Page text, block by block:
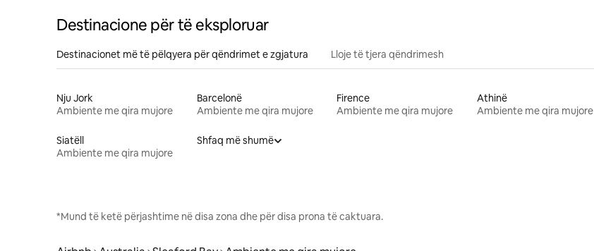
Destinacione për të eksploruar
Destinacionet më të pëlqyera për qëndrimet e zgjatura Lloje të tjera qëndrimesh
Nju Jork
Ambiente me qira mujore
Barcelonë
Ambiente me qira mujore
Firence
Ambiente me qira mujore
Athinë
Ambiente me qira mujore
Siatëll
Ambiente me qira mujore
Shfaq më shumë
*Mund të ketë përjashtime në disa zona dhe për disa prona të caktuara.